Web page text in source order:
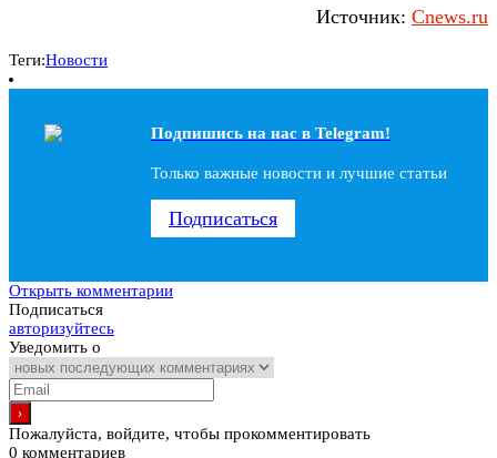
Источник: Cnews.ru
Теги:Новости
Подпишись на наc в Telegram!
Только важные новости и лучшие статьи
Подписаться
Открыть комментарии
Подписаться
авторизуйтесь
Уведомить о
Пожалуйста, войдите, чтобы прокомментировать
0 комментариев